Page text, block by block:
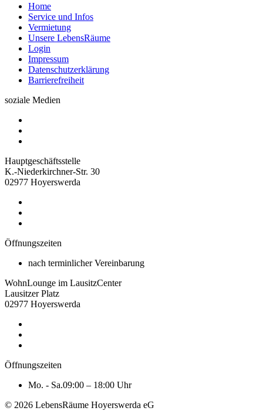
Home
Service und Infos
Vermietung
Unsere LebensRäume
Login
Impressum
Datenschutzerklärung
Barrierefreiheit
soziale Medien
Hauptgeschäftsstelle
K.-Niederkirchner-Str. 30
02977 Hoyerswerda
Öffnungszeiten
nach terminlicher Vereinbarung
WohnLounge im LausitzCenter
Lausitzer Platz
02977 Hoyerswerda
Öffnungszeiten
Mo. - Sa.09:00 – 18:00 Uhr
© 2026 LebensRäume Hoyerswerda eG